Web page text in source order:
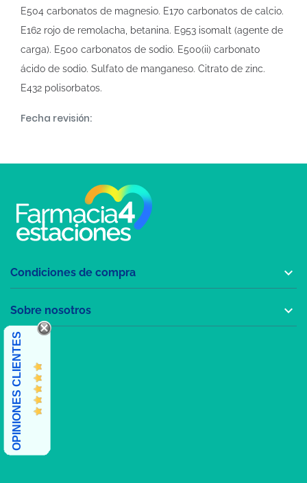
E504 carbonatos de magnesio. E170 carbonatos de calcio.
E162 rojo de remolacha, betanina. E953 isomalt (agente de
carga). E500 carbonatos de sodio. E500(ii) carbonato
ácido de sodio. Sulfato de manganeso. Citrato de zinc.
E432 polisorbatos.
Fecha revisión:
Condiciones de compra 
Sobre nosotros 
OPINIONES CLIENTES